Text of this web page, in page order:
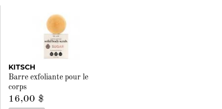
KITSCH
Barre exfoliante pour le
corps
16,00 $